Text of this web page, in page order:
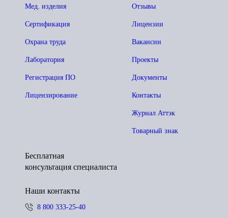
Отзывы
Лицензии
Вакансии
Проекты
Документы
Контакты
Журнал Аттэк
Товарный знак
Мед. изделия
Сертификация
Охрана труда
Лаборатория
Регистрация ПО
Лицензирование
Бесплатная
консультация специалиста
Наши контакты
8 800 333-25-40